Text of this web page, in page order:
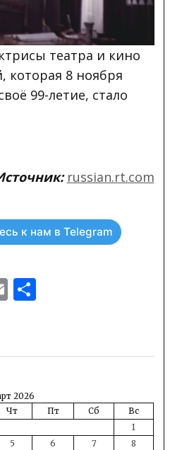
театра и кино
8 ноября
99-летие, стало
russian.rt.com
к нам в Telegram
Email
2026
Чт Пт Сб
Вс
1
5 6 7
8